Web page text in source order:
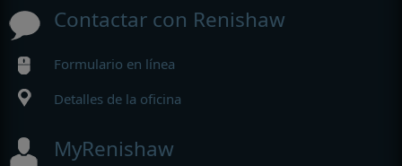
Contactar con Renishaw
Formulario en línea
Detalles de la oficina
MyRenishaw